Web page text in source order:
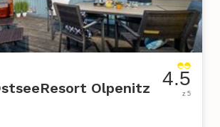
Olpenitz 4.5
z 5